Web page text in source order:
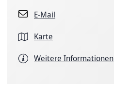
E-Mail
Karte
Weitere Informationen